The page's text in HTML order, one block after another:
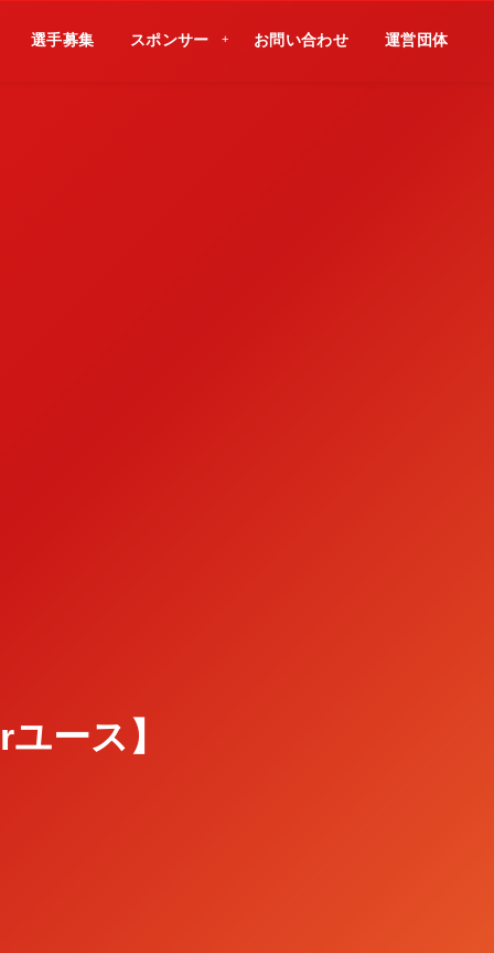
選手募集 スポンサー お問い合わせ 運営団体
ース】